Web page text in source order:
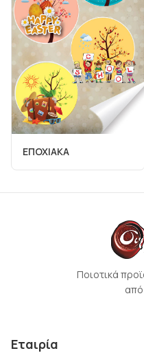
ΕΠΟΧΙΑΚΑ
Ποιοτικά
Εταιρία